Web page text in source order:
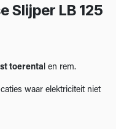
Slijper LB 125
toerenta l en rem.
waar elektriciteit niet